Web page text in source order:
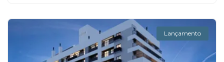
Lançamento